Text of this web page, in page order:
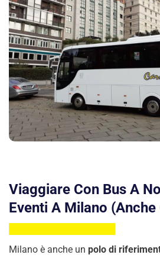
Viaggiare Con Bus A
Eventi A Milano (anche
Milano è anche un polo di